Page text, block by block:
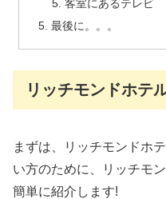
客室にあるテレビ
最後に。。。
リッチモンドホテ
まずは、リッチモンドホ
い方のために、リッチモ
簡単に紹介します!